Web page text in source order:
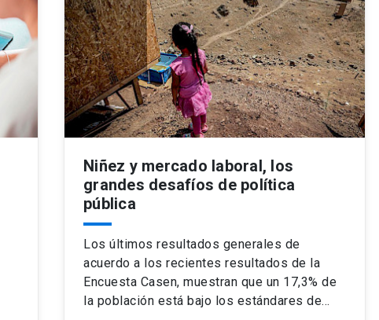
Niñez y mercado laboral, los
grandes desafíos de política
pública
Los últimos resultados generales de
acuerdo a los recientes resultados de la
Encuesta Casen, muestran que un 17,3% de
la población está bajo los estándares de…